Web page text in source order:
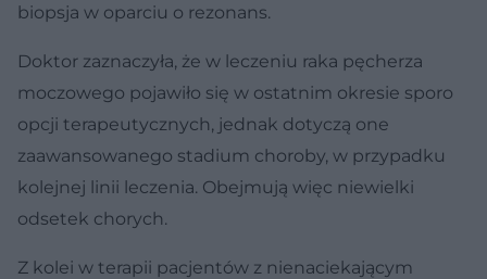
biopsja w oparciu o rezonans.
Doktor zaznaczyła, że w leczeniu raka pęcherza
moczowego pojawiło się w ostatnim okresie sporo
opcji terapeutycznych, jednak dotyczą one
zaawansowanego stadium choroby, w przypadku
kolejnej linii leczenia. Obejmują więc niewielki
odsetek chorych.
Z kolei w terapii pacjentów z nienaciekającym